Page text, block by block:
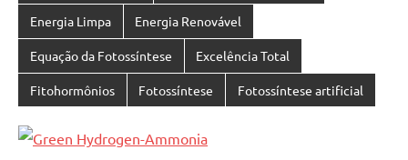
Energia Limpa Energia Renovável
Equação da Fotossíntese Excelência Total
Fitohormônios Fotossíntese Fotossíntese artificial